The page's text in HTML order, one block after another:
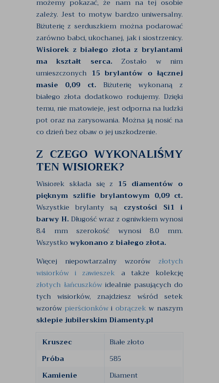
możemy pokazać, że nam na tej osobie
zależy. Jest to motyw bardzo uniwersalny.
Biżuterię z serduszkiem można podarować
zarówno babci, ukochanej, jak i siostrzenicy.
Wisiorek z białego złota z brylantami
ma kształt serca. Zostało w nim
umieszczonych 15 brylantów o łącznej
masie 0,09 ct. Biżuterię wykonaną z
białego złota dodatkowo rodujemy. Dzięki
temu, nie matowieje, jest odporna na ludzki
pot oraz na zarysowania. Można ją nosić na
co dzień bez obaw o jej uszkodzenie.
Z CZEGO WYKONALIŚMY
TEN WISIOREK?
Wisiorek składa się z 15 diamentów o
pięknym szlifie brylantowym 0,09 ct.
Wszystkie brylanty są czystości Si1 i
barwy H. Długość wraz z ogniwkiem wynosi
8.4 mm szerokość wynosi 8.0 mm.
Wszystko wykonano z białego złota.
Więcej niepowtarzalny wzorów złotych
wisiorków i zawieszek a także kolekcję
złotych łańcuszkówidealnie pasujących do
tych wisiorków, znajdziesz wśród setek
wzorów pierścionkówi obrączekw naszym
sklepie jubilerskim Diamenty.pl
Kruszec
Białe złoto
Próba
585
Kamienie
Diament